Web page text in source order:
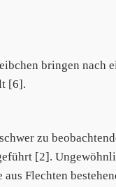
bringen nach
[6].
zu
[2].
Flechten